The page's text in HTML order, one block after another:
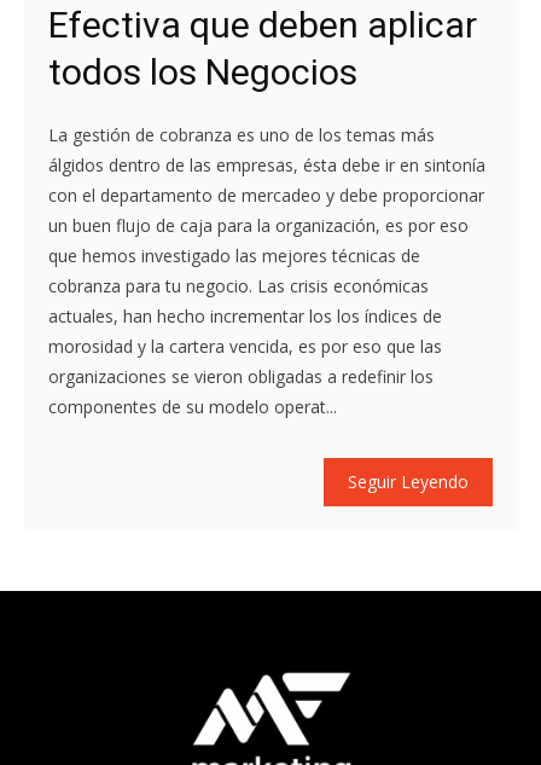
Efectiva que deben aplicar
todos los Negocios
La gestión de cobranza es uno de los temas más
álgidos dentro de las empresas, ésta debe ir en sintonía
con el departamento de mercadeo y debe proporcionar
un buen flujo de caja para la organización, es por eso
que hemos investigado las mejores técnicas de
cobranza para tu negocio. Las crisis económicas
actuales, han hecho incrementar los los índices de
morosidad y la cartera vencida, es por eso que las
organizaciones se vieron obligadas a redefinir los
componentes de su modelo operat...
Seguir Leyendo